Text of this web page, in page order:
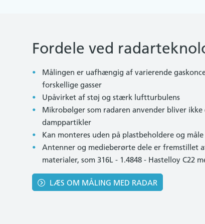
Fordele ved
Målingen er uafhængig af varierende
forskellige gasser
Upåvirket af støj og stærk luftturbulens
Mikrobølger som radaren anvender bliver
damppartikler
Kan monteres uden på plastbeholdere og
Antenner og medieberørte dele er fremstillet
materialer, som 316L - 1.4848 - Hastelloy C22
LÆS OM MÅLING MED RADAR